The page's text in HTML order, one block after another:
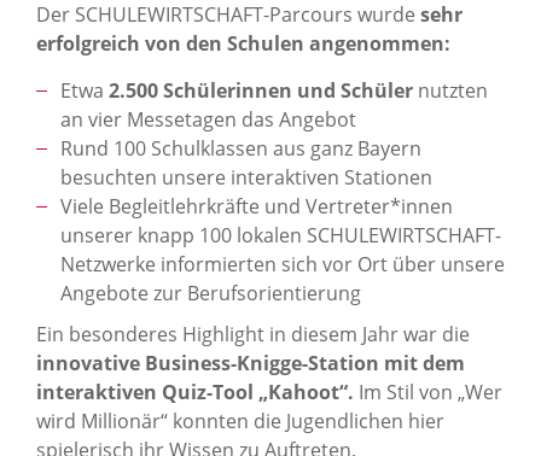
Der SCHULEWIRTSCHAFT-Parcours wurde sehr
erfolgreich von den Schulen angenommen:
Etwa 2.500 Schülerinnen und Schüler nutzten
an vier Messetagen das Angebot
Rund 100 Schulklassen aus ganz Bayern
besuchten unsere interaktiven Stationen
Viele Begleitlehrkräfte und Vertreter*innen
unserer knapp 100 lokalen SCHULEWIRTSCHAFT-
Netzwerke informierten sich vor Ort über unsere
Angebote zur Berufsorientierung
Ein besonderes Highlight in diesem Jahr war die
innovative Business-Knigge-Station mit dem
interaktiven Quiz-Tool „Kahoot“. Im Stil von „Wer
wird Millionär“ konnten die Jugendlichen hier
spielerisch ihr Wissen zu Auftreten,